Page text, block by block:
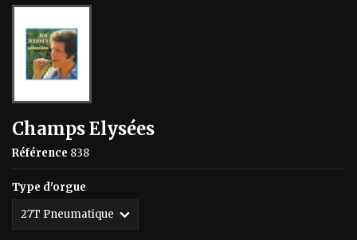
Champs Elysées
Référence 838
Type d'orgue